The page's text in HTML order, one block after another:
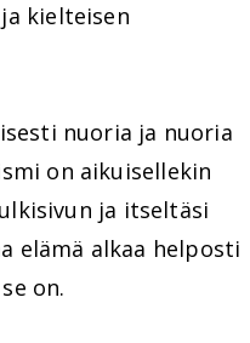
kielteisen
nuoria ja nuoria
on aikuisellekin
ja itseltäsi
elämä alkaa helposti
on.